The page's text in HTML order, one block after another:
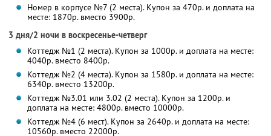
Номер в корпусе №7 (2 места). Купон за 470р. и доплата на
месте: 1870р. вместо 3900р.
3 дня/2 ночи в воскресенье-четверг
Коттедж №1 (2 места). Купон за 1000р. и доплата на месте:
4040р. вместо 8400р.
Коттедж №2 (4 места). Купон за 1580р. и доплата на месте:
6340р. вместо 13200р.
Коттедж №3.01 или 3.02 (2 места). Купон за 1200р. и
доплата на месте: 4800р. вместо 10000р.
Коттедж №4 (6 мест). Купон за 2640р. и доплата на месте:
10560р. вместо 22000р.